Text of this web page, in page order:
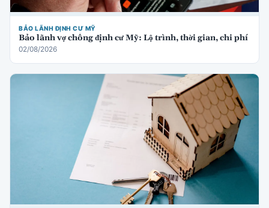
BẢO LÃNH ĐỊNH CƯ MỸ
Bảo lãnh vợ chồng định cư Mỹ: Lộ trình, thời gian, chi phí
02/08/2026